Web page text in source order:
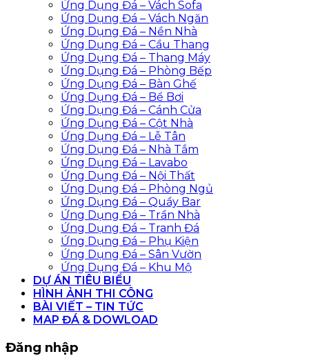
Ứng Dụng Đá – Vách Sofa
Ứng Dụng Đá – Vách Ngăn
Ứng Dụng Đá – Nền Nhà
Ứng Dụng Đá – Cầu Thang
Ứng Dụng Đá – Thang Máy
Ứng Dụng Đá – Phòng Bếp
Ứng Dụng Đá – Bàn Ghế
Ứng Dụng Đá – Bể Bơi
Ứng Dụng Đá – Cánh Cửa
Ứng Dụng Đá – Cột Nhà
Ứng Dụng Đá – Lễ Tân
Ứng Dụng Đá – Nhà Tắm
Ứng Dụng Đá – Lavabo
Ứng Dụng Đá – Nội Thất
Ứng Dụng Đá – Phòng Ngủ
Ứng Dụng Đá – Quầy Bar
Ứng Dụng Đá – Trần Nhà
Ứng Dụng Đá – Tranh Đá
Ứng Dụng Đá – Phụ Kiện
Ứng Dụng Đá – Sân Vườn
Ứng Dụng Đá – Khu Mộ
DỰ ÁN TIÊU BIỂU
HÌNH ẢNH THI CÔNG
BÀI VIẾT – TIN TỨC
MAP ĐÁ & DOWLOAD
Đăng nhập